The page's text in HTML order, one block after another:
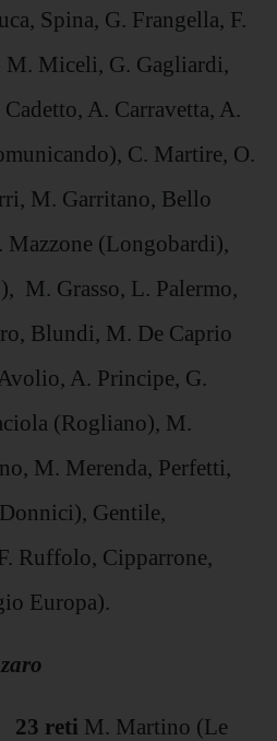
Spina, G. Frangella, F.
Miceli, G. Gagliardi,
A. Carravetta, A.
C. Martire, O.
M. Garritano, Bello
Mazzone (Longobardi),
M. Grasso, L. Palermo,
Blundi, M. De Caprio
A. Principe, G.
(Rogliano), M.
M. Merenda, Perfetti,
Gentile,
Ruffolo, Cipparrone,
Europa).
reti M. Martino (Le